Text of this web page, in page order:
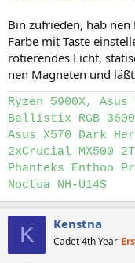
Bin zufrieden, hab nen
Farbe mit Taste
rotierendes Licht,
nen Magneten und
Ryzen 5900X, Asus
Ballistix RGB
Asus X570 Dark
2xCrucial MX500
Phanteks Enthoo
Noctua NH-U14S
K Kenstna
Cadet 4th Year